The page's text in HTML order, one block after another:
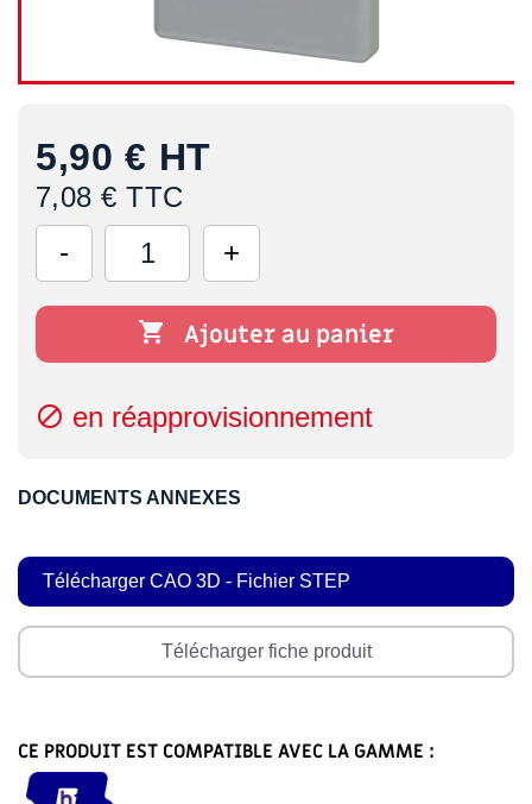
5,90 € HT
7,08 € TTC
 Ajouter au panier
 en réapprovisionnement
DOCUMENTS ANNEXES
Télécharger CAO 3D - Fichier STEP
Télécharger fiche produit
CE PRODUIT EST COMPATIBLE AVEC LA GAMME :